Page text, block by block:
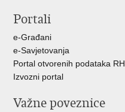
Facebooku
Portali
e-Građani
e-Savjetovanja
Portal otvorenih podataka RH
Izvozni portal
Važne poveznice